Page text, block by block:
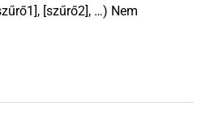
[szűrő2], …) Nem